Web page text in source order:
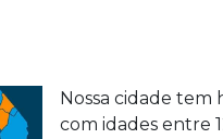
Nossa cidade tem
com idades entre